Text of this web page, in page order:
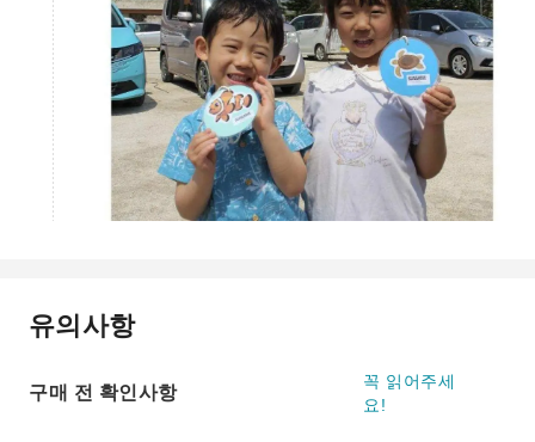
유의사항
구매 전 확인사항
꼭 읽어주세
요!